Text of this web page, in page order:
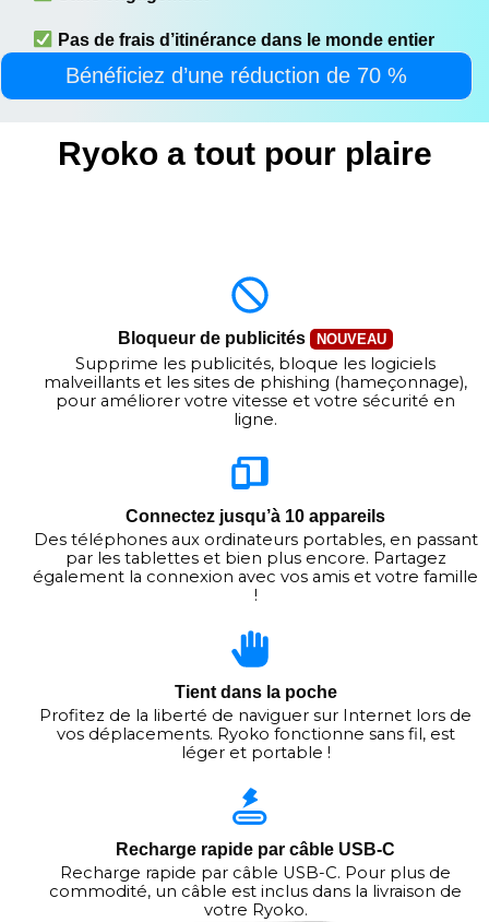
Pas de frais d’itinérance dans le monde entier
Bénéficiez d’une réduction de 70 %
Ryoko a tout pour plaire
Bloqueur de publicités NOUVEAU
Supprime les publicités, bloque les logiciels
malveillants et les sites de phishing (hameçonnage),
pour améliorer votre vitesse et votre sécurité en
ligne.
Connectez jusqu’à 10 appareils
Des téléphones aux ordinateurs portables, en passant
par les tablettes et bien plus encore. Partagez
également la connexion avec vos amis et votre famille
!
Tient dans la poche
Profitez de la liberté de naviguer sur Internet lors de
vos déplacements. Ryoko fonctionne sans fil, est
léger et portable !
Recharge rapide par câble USB-C
Recharge rapide par câble USB-C. Pour plus de
commodité, un câble est inclus dans la livraison de
votre Ryoko.